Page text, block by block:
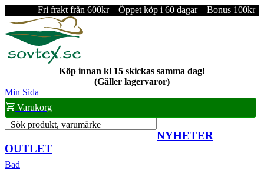
Fri frakt från 600kr Öppet köp i 60 dagar Bonus 100kr
Köp innan kl 15 skickas samma dag!
(Gäller lagervaror)
Min Sida
Varukorg
Sök produkt, varumärke
NYHETER
OUTLET
Bad